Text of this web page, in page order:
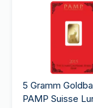
5 Gramm
PAMP Suisse